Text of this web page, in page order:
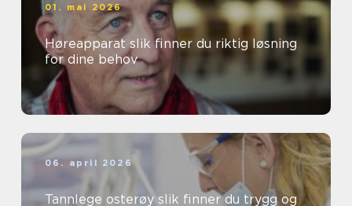
01. mai 2026
Høreapparat slik finner du riktig løsning
for dine behov
06. april 2026
Tannlege osterøy slik finner du trygg og